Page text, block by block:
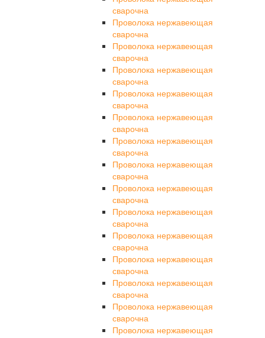
сварочна
Проволока нержавеющая
сварочна
Проволока нержавеющая
сварочна
Проволока нержавеющая
сварочна
Проволока нержавеющая
сварочна
Проволока нержавеющая
сварочна
Проволока нержавеющая
сварочна
Проволока нержавеющая
сварочна
Проволока нержавеющая
сварочна
Проволока нержавеющая
сварочна
Проволока нержавеющая
сварочна
Проволока нержавеющая
сварочна
Проволока нержавеющая
сварочна
Проволока нержавеющая
сварочна
Проволока нержавеющая